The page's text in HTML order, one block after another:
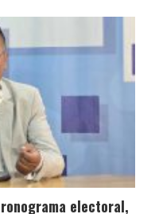
electoral,